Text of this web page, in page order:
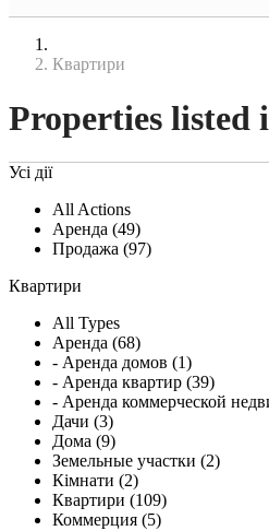
Квартири
Properties listed
Усі дії
All Actions
Аренда (49)
Продажа (97)
Квартири
All Types
Аренда (68)
- Аренда домов (1)
- Аренда квартир (39)
- Аренда коммерческой
Дачи (3)
Дома (9)
Земельные участки (2)
Кімнати (2)
Квартири (109)
Коммерция (5)